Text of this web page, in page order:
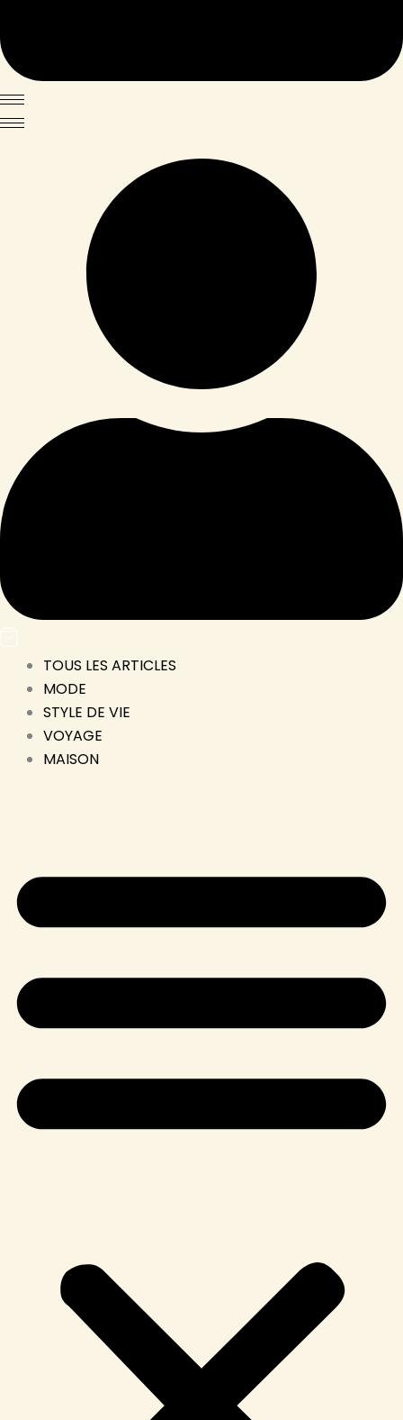
TOUS LES ARTICLES
MODE
STYLE DE VIE
VOYAGE
MAISON